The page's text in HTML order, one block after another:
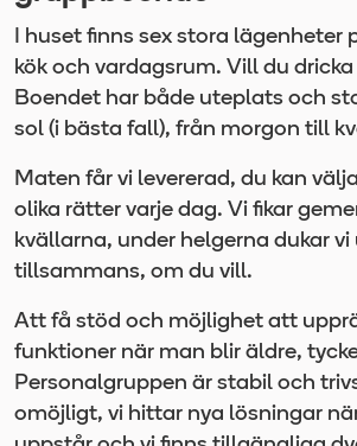
I huset finns sex stora
kök och vardagsrum. Vill du
Boendet har både uteplats och
sol (i bästa fall), från morgon till
Maten får vi levererad, du kan
olika rätter varje dag. Vi fikar
kvällarna, under helgerna dukar
tillsammans, om du vill.
Att få stöd och möjlighet att
funktioner när man blir äldre,
Personalgruppen är stabil och
omöjligt, vi hittar nya lösningar